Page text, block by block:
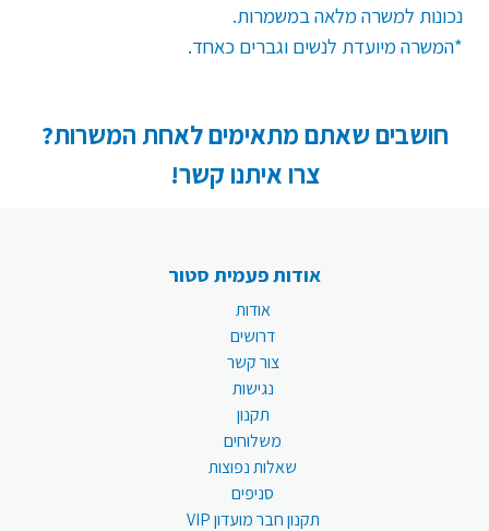
נכונות למשרה מלאה במשמרות.
*המשרה מיועדת לנשים וגברים כאחד.
חושבים שאתם מתאימים לאחת המשרות?
צרו איתנו קשר!
אודות פעמית סטור
אודות
דרושים
צור קשר
נגישות
תקנון
משלוחים
שאלות נפוצות
סניפים
תקנון חבר מועדון VIP